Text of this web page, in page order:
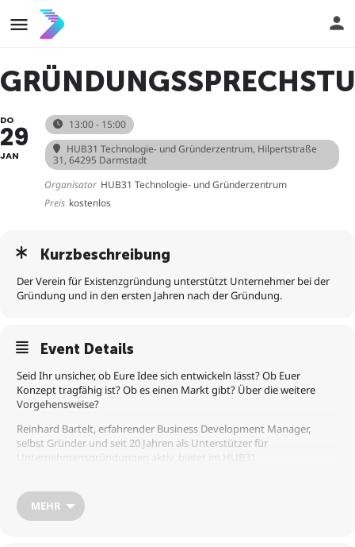
DO
29
JAN
13:00 - 15:00
HUB31 Technologie- und Gründerzentrum, Hilpertstraße
31, 64295 Darmstadt
Organisator HUB31 Technologie- und Gründerzentrum
Preis kostenlos
Kurzbeschreibung
Der Verein für Existenzgründung unterstützt Unternehmer bei der
Gründung und in den ersten Jahren nach der Gründung.
Event Details
Seid Ihr unsicher, ob Eure Idee sich entwickeln lässt? Ob Euer
Konzept tragfähig ist? Ob es einen Markt gibt? Über die weitere
Vorgehensweise?
Reinhard Bartelt, erfahrender Business Development Manager,
selbst Gründer und seit 20 Jahren als Unterstützer für
Unternehmensgründungen aktiv, bietet im HUB31
gesprochen werden.
Herr Bartelt steht Euch auch gerne als Sparringspartner für offene
MEHR